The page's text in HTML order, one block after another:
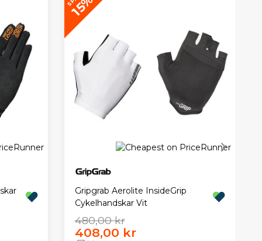
15%
Gripgrab Aerolite InsideGrip
Cykelhandskar Vit
480,00 kr
408,00 kr